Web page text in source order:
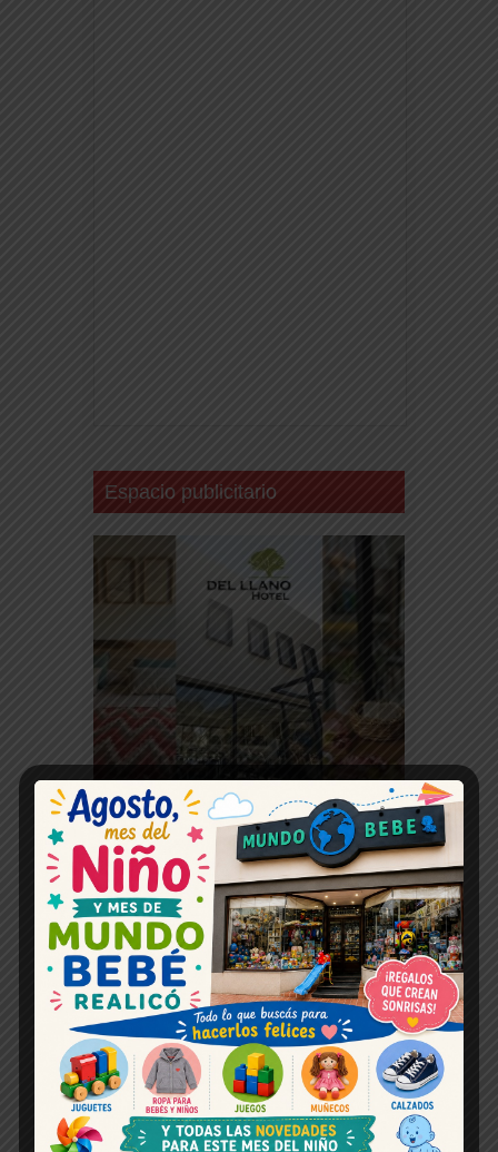
Espacio publicitario